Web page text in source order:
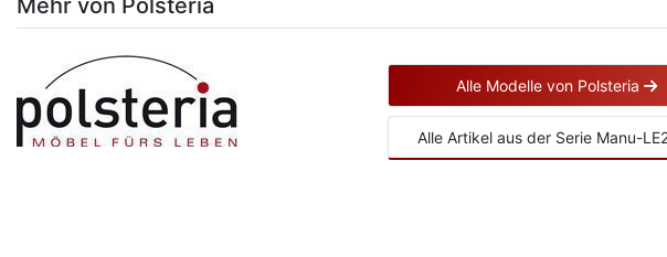
Alle Modelle von Polsteria
Alle Artikel aus der Serie Manu-